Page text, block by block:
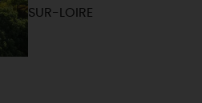
SUR-LOIRE